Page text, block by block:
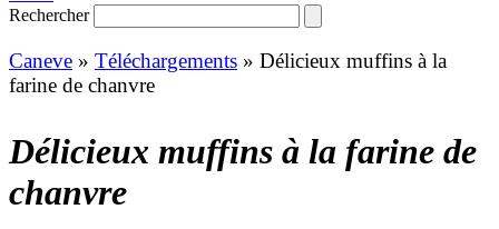
Rechercher
Caneve » Téléchargements » Délicieux muffins à la
farine de chanvre
Délicieux muffins à la farine de
chanvre